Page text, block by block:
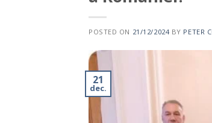
POSTED ON 21/12/2024BY PETER
21
dec.